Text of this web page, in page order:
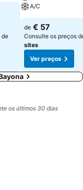
de
A/C
de € 57
Consulte os preços
sites
Ver preços
os últimos 30 dias